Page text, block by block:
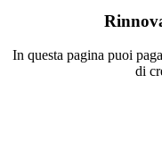
In questa pagina puoi
di